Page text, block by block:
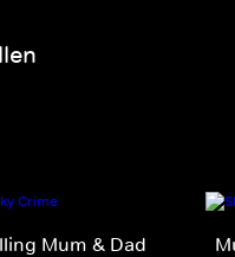
Mum & Dad